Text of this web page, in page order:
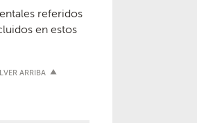
referidos
en estos
ARRIBA